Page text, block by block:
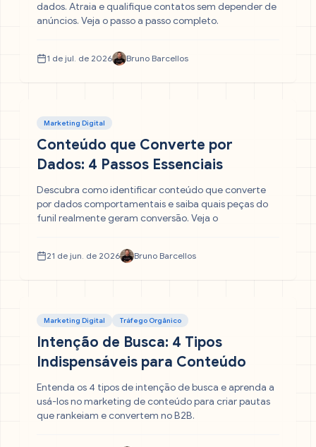
dados. Atraia e qualifique contatos sem depender de
anúncios. Veja o passo a passo completo.
1 de jul. de 2026 Bruno Barcellos
Marketing Digital
Conteúdo que Converte por
Dados: 4 Passos Essenciais
Descubra como identificar conteúdo que converte
por dados comportamentais e saiba quais peças do
funil realmente geram conversão. Veja o
21 de jun. de 2026 Bruno Barcellos
Marketing Digital Tráfego Orgânico
Intenção de Busca: 4 Tipos
Indispensáveis para Conteúdo
Entenda os 4 tipos de intenção de busca e aprenda a
usá-los no marketing de conteúdo para criar pautas
que rankeiam e convertem no B2B.